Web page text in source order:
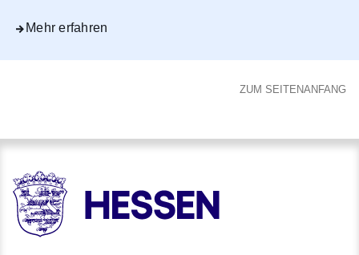
Mehr erfahren
ZUM SEITENANFANG
HESSEN - Hessische Landesregierung